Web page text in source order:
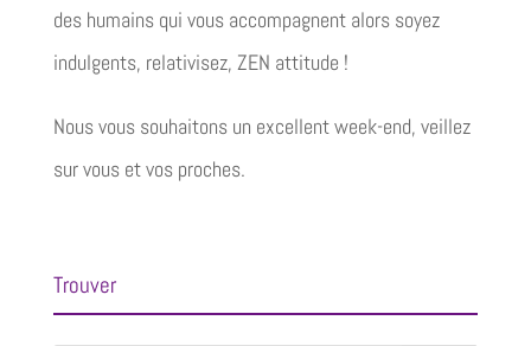
des humains qui vous accompagnent alors soyez
indulgents, relativisez, ZEN attitude !
Nous vous souhaitons un excellent week-end, veillez
sur vous et vos proches.
Trouver